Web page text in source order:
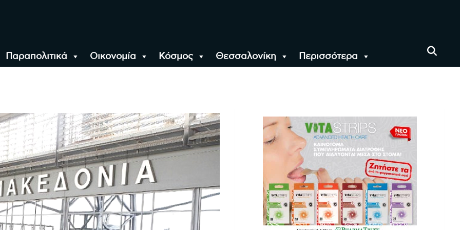
Παραπολιτικά Οικονομία Κόσμος Θεσσαλονίκη Περισσότερα